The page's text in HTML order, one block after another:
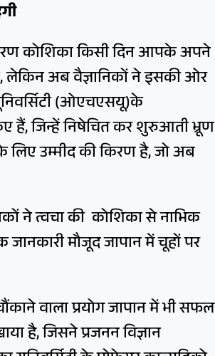
कोशिका किसी दिन आपके अपने
अब वैज्ञानिकों ने इसकी ओर
(ओएचएसयू)के
हैं, जिन्हें निषेचित कर शुरुआती भ्रूण
लिए उम्मीद की किरण है, जो अब
ने त्वचा की कोशिका से नाभिक
मौजूद जापान में चूहों पर
वाला प्रयोग जापान में भी सफल
है, जिसने प्रजनन विज्ञान